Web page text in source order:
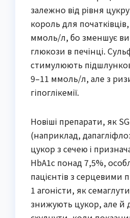
залежно від рівня
король для
ммоль/л, бо зменшує
глюкози в печінці.
стимулюють
9–11 ммоль/л, але з
гіпоглікемії.
Новіші препарати, як
(наприклад,
цукор з сечею і
HbA1c понад 7,5%,
пацієнтів з серцевими
1 агоністи, як
знижують цукор, але й